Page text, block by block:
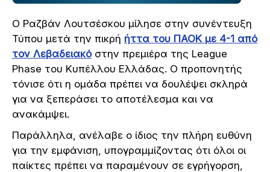
Ο Ραζβάν Λουτσέσκου μίλησε στην συνέντευξη
Τύπου μετά την πικρή ήττα του ΠΑΟΚ με 4-1 από
τον Λεβαδειακόστην πρεμιέρα της League
Phase του Κυπέλλου Ελλάδας. Ο προπονητής
τόνισε ότι η ομάδα πρέπει να δουλέψει σκληρά
για να ξεπεράσει το αποτέλεσμα και να
ανακάμψει.
Παράλληλα, ανέλαβε ο ίδιος την πλήρη ευθύνη
για την εμφάνιση, υπογραμμίζοντας ότι όλοι οι
παίκτες πρέπει να παραμένουν σε εγρήγορση,